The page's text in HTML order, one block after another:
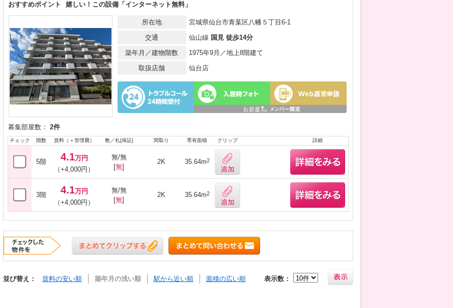
おすすめポイント 嬉しい！この設備「インターネット無料」
所在地
宮城県仙台市青葉区八幡５丁目6-1
交通
仙山線 国見 徒歩14分
築年月／建物階数
1975年9月／地上8階建て
取扱店舗
仙台店
募集部屋数： 2件
チェック 階数 賃料（＋管理費） 敷／礼[保証] 間取り 専有面積 クリップ 詳細
5階 4.1万円
（+4,000円）
無/無
[無]
2K 35.64m2
3階 4.1万円
（+4,000円）
無/無
[無]
2K 35.64m2
並び替え： 賃料の安い順 築年月の浅い順 駅から近い順 面積の広い順 表示数：